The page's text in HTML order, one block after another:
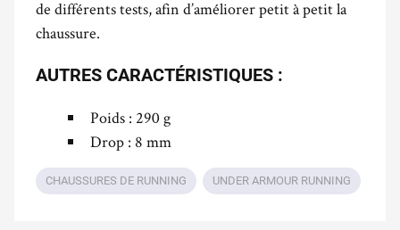
de différents tests, afin d’améliorer petit à petit la
chaussure.
AUTRES CARACTÉRISTIQUES :
Poids : 290 g
Drop : 8 mm
CHAUSSURES DE RUNNING UNDER ARMOUR RUNNING